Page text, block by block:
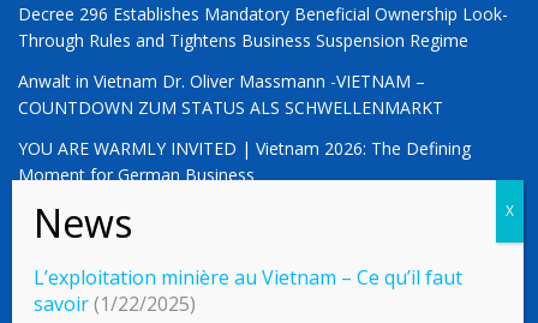
Decree 296 Establishes Mandatory Beneficial Ownership Look-
Through Rules and Tightens Business Suspension Regime
Anwalt in Vietnam Dr. Oliver Massmann -VIETNAM –
COUNTDOWN ZUM STATUS ALS SCHWELLENMARKT
YOU ARE WARMLY INVITED | Vietnam 2026: The Defining
Moment for German Business
© 2023 Vietnamlaws.xyz
L’exploitation minière au Vietnam – Ce qu’il faut
savoir(1/22/2025)